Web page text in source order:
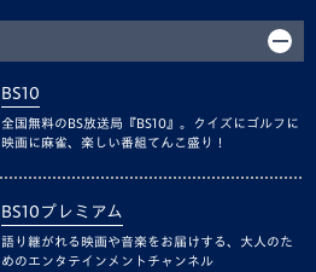
BS10
全国無料のBS放送局『BS10』。クイズにゴルフに
映画に麻雀、楽しい番組てんこ盛り！
BS10プレミアム
語り継がれる映画や音楽をお届けする、大人のた
めのエンタテインメントチャンネル